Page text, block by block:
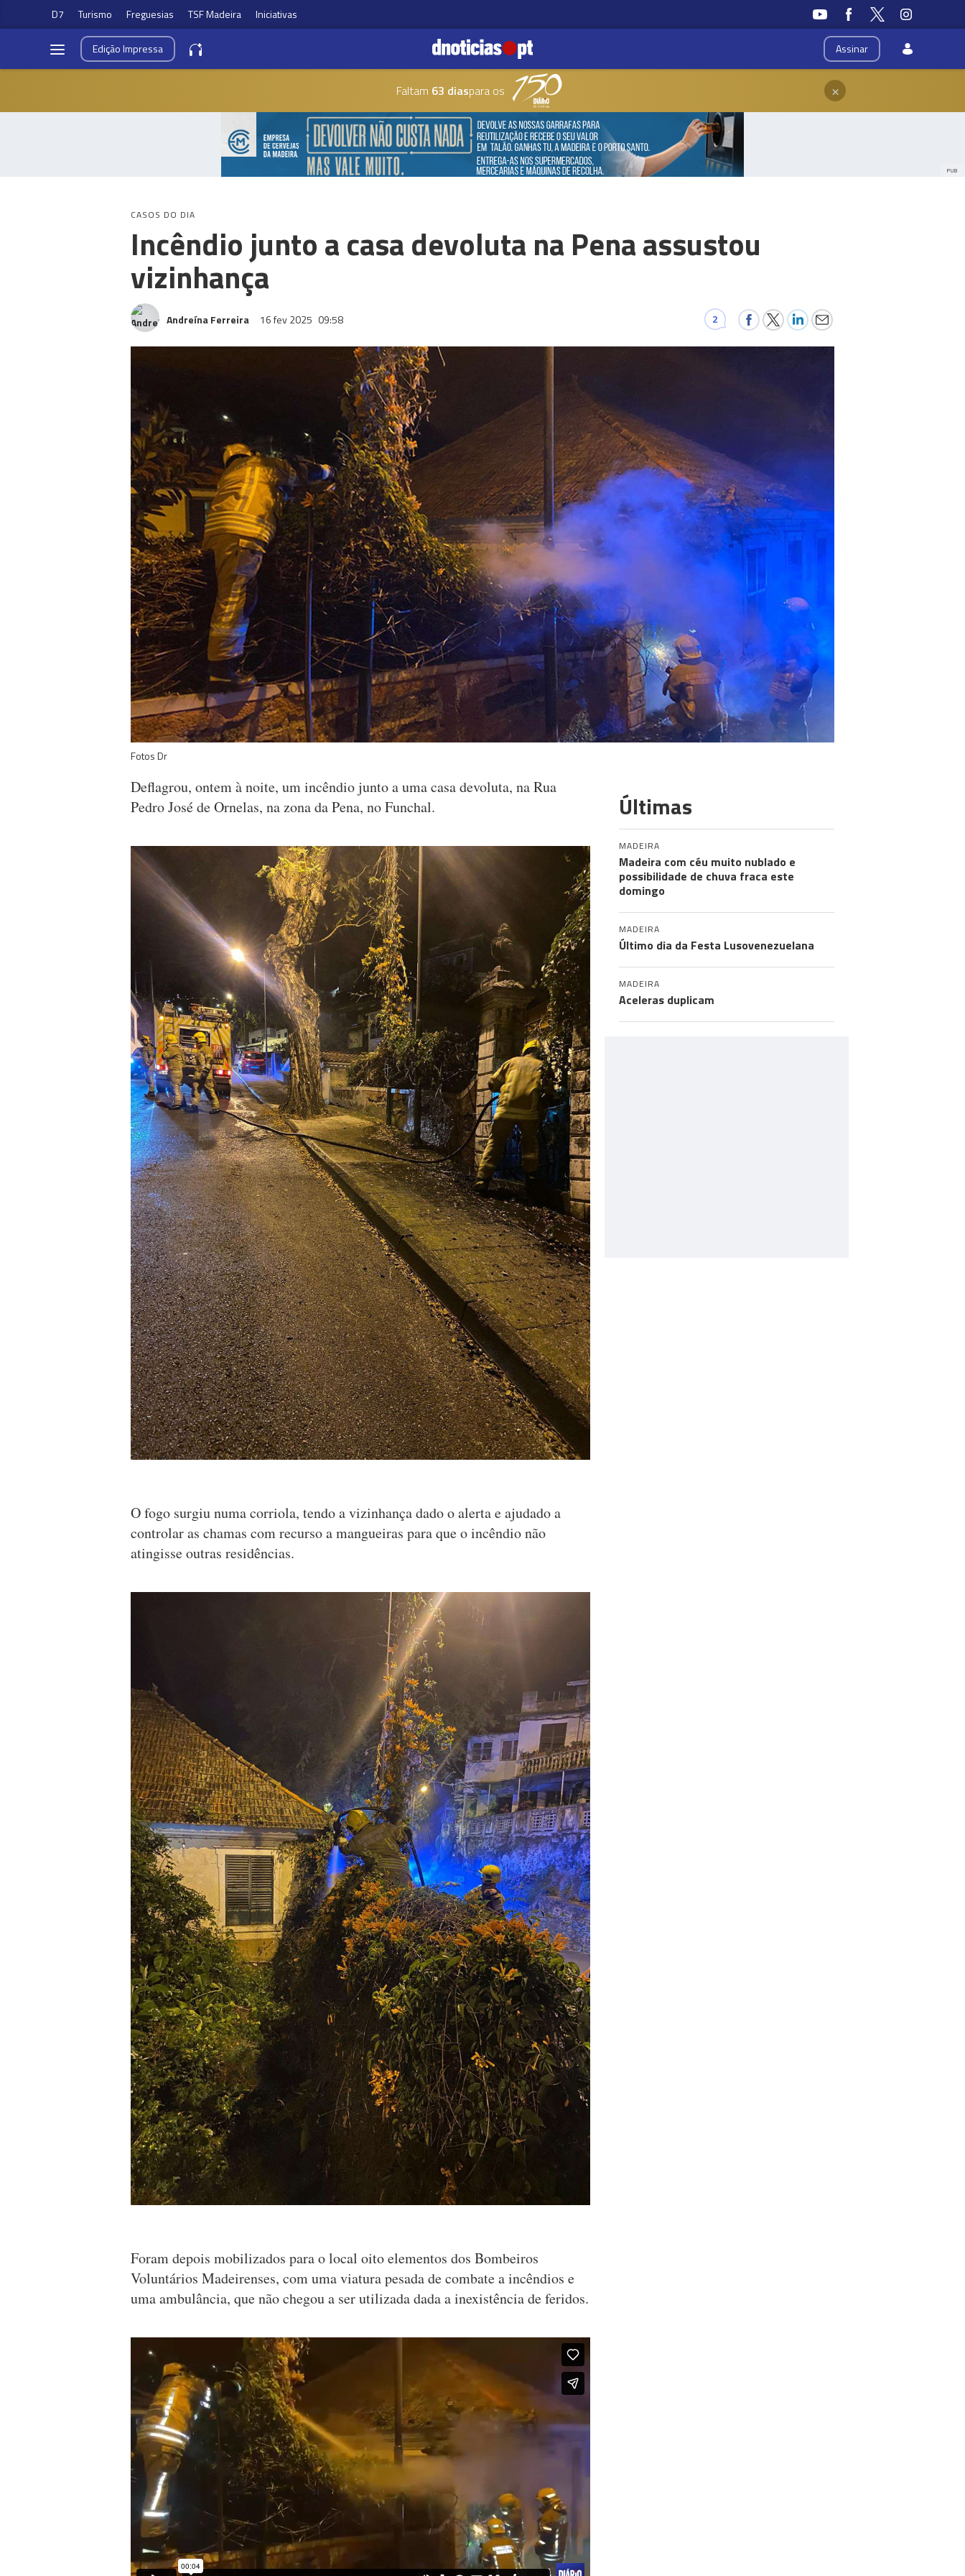
D7 Turismo Freguesias TSF Madeira Iniciativas
Assinar
EdiçãoImpressa
Faltam 63 diaspara os ×
PUB
CASOS DO DIA
Incêndio junto a casa devoluta na Pena assustou
vizinhança
Andreína Ferreira 16 fev 2025 09:58 2
Fotos Dr
Deflagrou, ontem à noite, um incêndio junto a uma casa devoluta, na Rua
Pedro José de Ornelas, na zona da Pena, no Funchal.
O fogo surgiu numa corriola, tendo a vizinhança dado o alerta e ajudado a
controlar as chamas com recurso a mangueiras para que o incêndio não
atingisse outras residências.
Foram depois mobilizados para o local oito elementos dos Bombeiros
Voluntários Madeirenses, com uma viatura pesada de combate a incêndios e
uma ambulância, que não chegou a ser utilizada dada a inexistência de feridos.
Últimas
MADEIRA
Madeira com céu muito nublado e
possibilidade de chuva fraca este
domingo
MADEIRA
Último dia da Festa Lusovenezuelana
MADEIRA
Aceleras duplicam